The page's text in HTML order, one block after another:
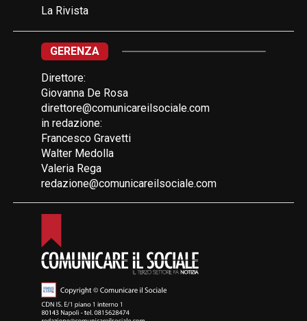
La Rivista
GERENZA
Direttore:
Giovanna De Rosa
direttore@comunicareilsociale.com
in redazione:
Francesco Gravetti
Walter Medolla
Valeria Rega
redazione@comunicareilsociale.com